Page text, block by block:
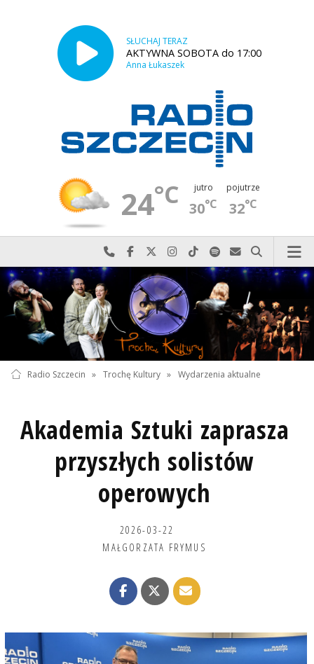
SŁUCHAJ TERAZ
AKTYWNA SOBOTA do 17:00
Anna Łukaszek
24°C jutro
30°C
pojutrze
32°C
Najlepiej po prostu do nas zadzwoń
Odwiedź nas na Facebook-u
Odwiedź nas na X
Odwiedź nas na Instagram-ie
Odwiedź nas na TikTok-u
Szukaj nas na Spotify
Wyślij do nas
Szukaj
Radio Szczecin » Trochę Kultury » Wydarzenia aktualne
Akademia Sztuki zaprasza
przyszłych solistów
operowych
2026-03-22
MAŁGORZATA FRYMUS